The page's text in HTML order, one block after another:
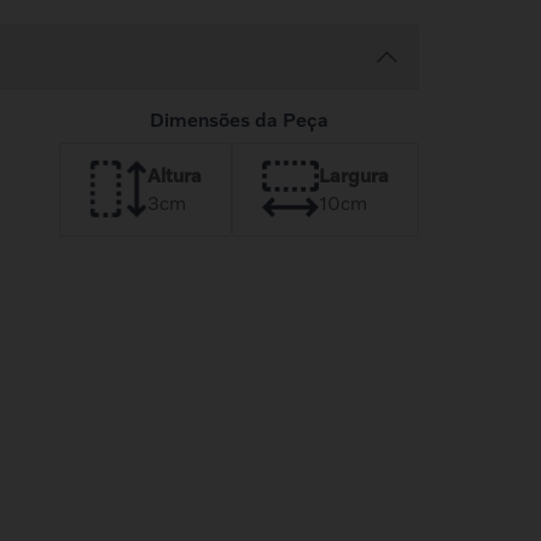
Dimensões da Peça
Altura
3cm
Largura
10cm